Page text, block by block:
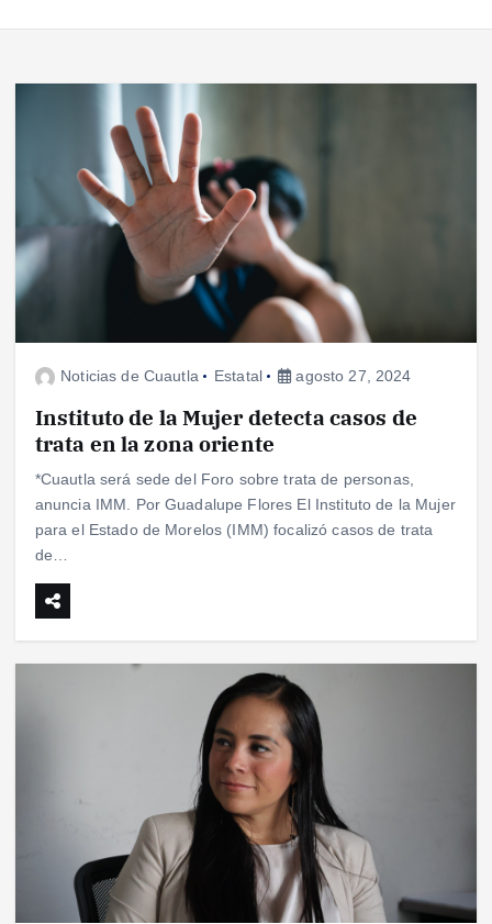
Noticias de Cuautla Estatal agosto 27, 2024
Instituto de la Mujer detecta casos de
trata en la zona oriente
*Cuautla será sede del Foro sobre trata de personas,
anuncia IMM. Por Guadalupe Flores El Instituto de la Mujer
para el Estado de Morelos (IMM) focalizó casos de trata
de…